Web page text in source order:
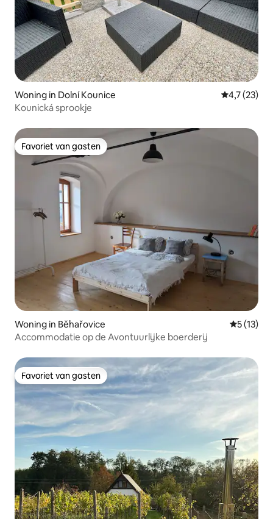
Woning in Dolní Kounice
4,7 (23)
Kounická sprookje
Favoriet van gasten
Favoriet van gasten
Woning in Běhařovice
5 (13)
Accommodatie op de Avontuurlijke boerderij
Favoriet van gasten
Favoriet van gasten